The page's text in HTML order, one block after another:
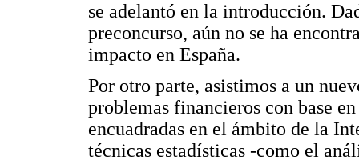
se adelantó en la introducción.
preconcurso, aún no se ha
impacto en España.
Por otro parte, asistimos a un
problemas financieros con base
encuadradas en el ámbito de la
técnicas estadísticas -como el